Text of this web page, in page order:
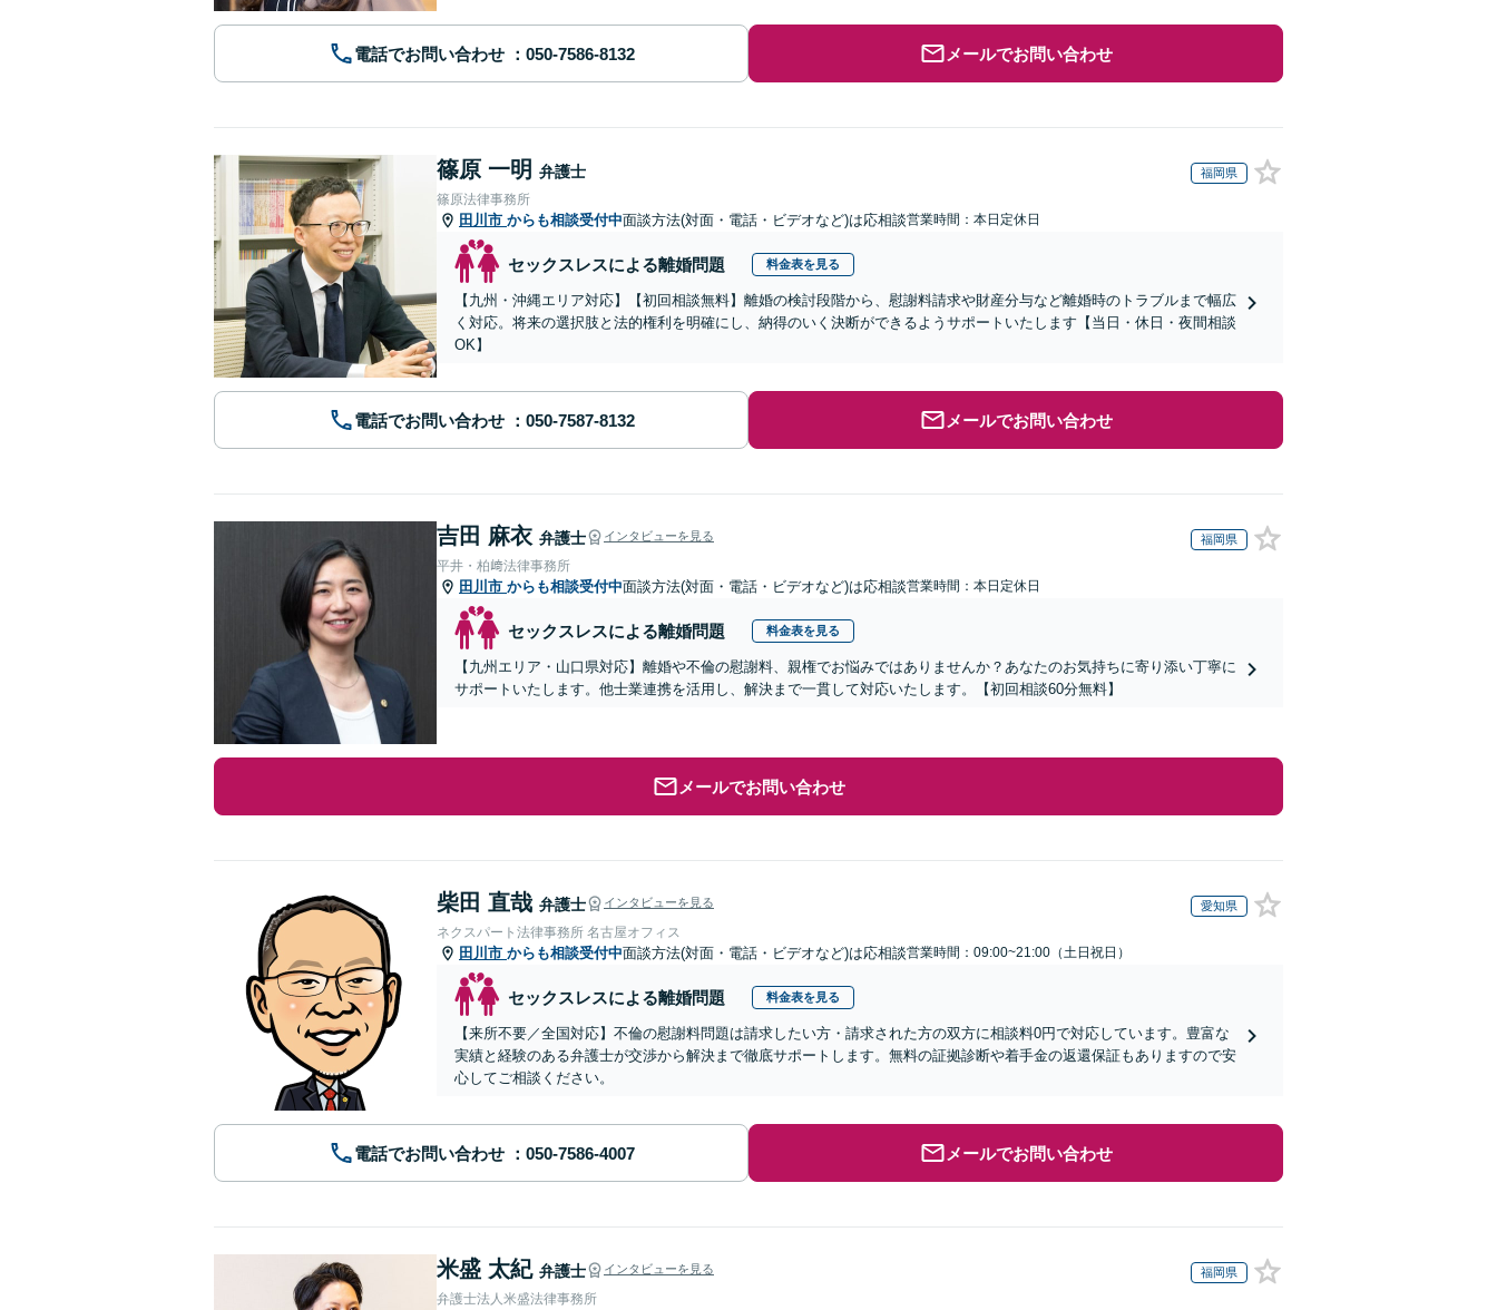
電話でお問い合わせ メールでお問い合わせ
篠原 一明 弁護士 福岡県
篠原法律事務所
田川市 からも相談受付中面談方法(対面・電話・ビデオなど)は応相談営業時間：本日定休日
セックスレスによる離婚問題 料金表を見る
【九州・沖縄エリア対応】【初回相談無料】離婚の検討段階から、慰謝料請求や財産分与など離婚時のトラブルまで幅広
く対応。将来の選択肢と法的権利を明確にし、納得のいく決断ができるようサポートいたします【当日・休日・夜間相談
OK】
電話でお問い合わせ メールでお問い合わせ
吉田 麻衣 弁護士 インタビューを見る 福岡県
平井・柏﨑法律事務所
田川市 からも相談受付中面談方法(対面・電話・ビデオなど)は応相談営業時間：本日定休日
セックスレスによる離婚問題 料金表を見る
【九州エリア・山口県対応】離婚や不倫の慰謝料、親権でお悩みではありませんか？あなたのお気持ちに寄り添い丁寧に
サポートいたします。他士業連携を活用し、解決まで一貫して対応いたします。【初回相談60分無料】
メールでお問い合わせ
柴田 直哉 弁護士 インタビューを見る 愛知県
ネクスパート法律事務所 名古屋オフィス
田川市 からも相談受付中面談方法(対面・電話・ビデオなど)は応相談営業時間：09:00~21:00（土日祝日）
セックスレスによる離婚問題 料金表を見る
【来所不要／全国対応】不倫の慰謝料問題は請求したい方・請求された方の双方に相談料0円で対応しています。豊富な
実績と経験のある弁護士が交渉から解決まで徹底サポートします。無料の証拠診断や着手金の返還保証もありますので安
心してご相談ください。
電話でお問い合わせ メールでお問い合わせ
米盛 太紀 弁護士 インタビューを見る 福岡県
弁護士法人米盛法律事務所